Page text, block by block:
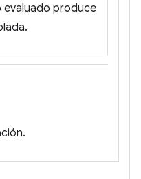
evaluado produce